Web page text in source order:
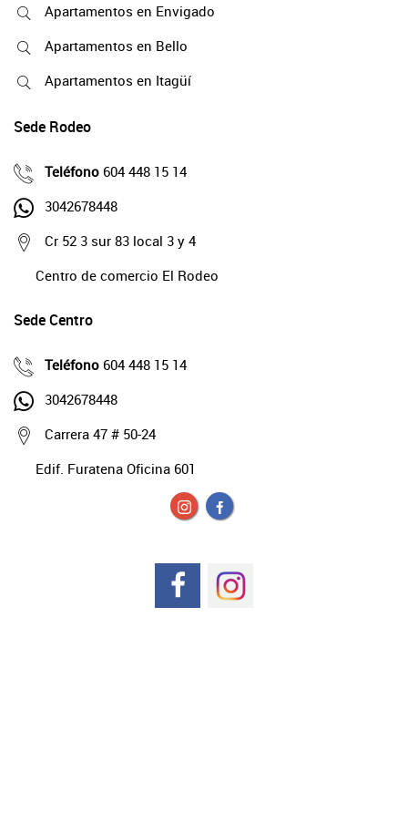
Apartamentos en Envigado
Apartamentos en Bello
Apartamentos en Itagüí
Sede Rodeo
Teléfono 604 448 15 14
3042678448
Cr 52 3 sur 83 local 3 y 4
Centro de comercio El Rodeo
Sede Centro
Teléfono 604 448 15 14
3042678448
Carrera 47 # 50-24
Edif. Furatena Oficina 601